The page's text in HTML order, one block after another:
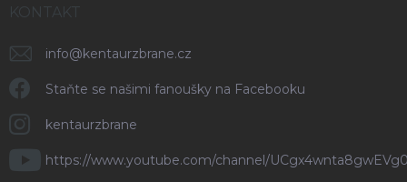
KONTAKT
info@kentaurzbrane.cz
Staňte se našimi fanoušky na Facebooku
kentaurzbrane
https://www.youtube.com/channel/